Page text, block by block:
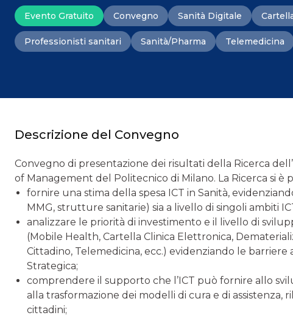
Evento Gratuito Convegno Sanità Digitale
Professionisti sanitari Sanità/Pharma Telemedicina
Descrizione del Convegno
Convegno di presentazione dei risultati della Ricerca
of Management del Politecnico di Milano. La Ricerca si è
fornire una stima della spesa ICT in Sanità,
MMG, strutture sanitarie) sia a livello di singoli ambiti
analizzare le priorità di investimento e il livello di
(Mobile Health, Cartella Clinica Elettronica,
Cittadino, Telemedicina, ecc.) evidenziando le
Strategica;
comprendere il supporto che l’ICT può fornire allo
alla trasformazione dei modelli di cura e di assistenza,
cittadini;